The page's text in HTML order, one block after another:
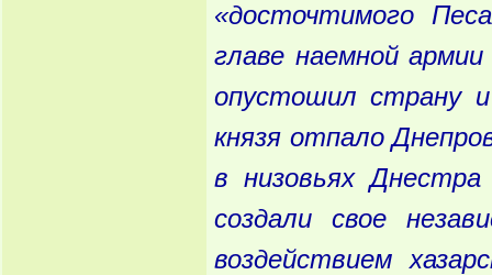
«досточтимого
главе наемнойармии
опустошил странуи
князя отпало
в низовьяхДнестра
создали свое
воздействием